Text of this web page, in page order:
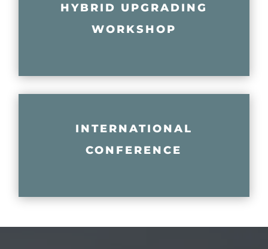
HYBRID UPGRADING
WORKSHOP
INTERNATIONAL
CONFERENCE